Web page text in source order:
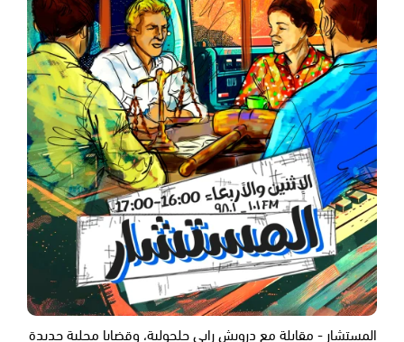
المستشار - مقابلة مع درويش رابي جلجولية، وقضايا محلية جديدة